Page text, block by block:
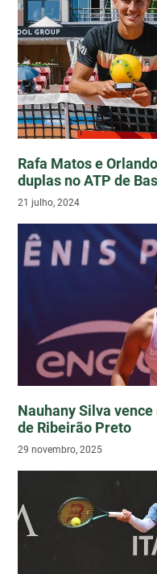
Rafa Matos e
duplas no ATP de
21 julho, 2024
Nauhany Silva
de Ribeirão Preto
29 novembro, 2025